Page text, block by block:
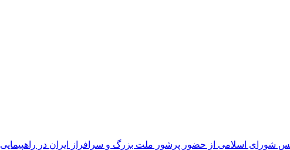
اسلامی از حضور پرشور ملت بزرگ و سرافراز ایران در راهپیمایی ۲۲ بهمن